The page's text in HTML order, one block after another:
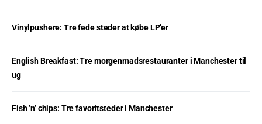
Vinylpushere: Tre fede steder at købe LP’er
English Breakfast: Tre morgenmadsrestauranter i Manchester til
ug
Fish ’n’ chips: Tre favoritsteder i Manchester